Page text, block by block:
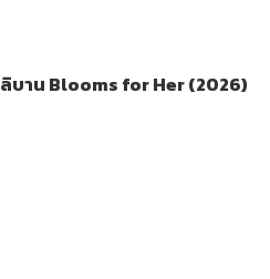
บาน Blooms for Her (2026)